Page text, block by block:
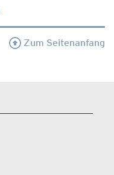
Zum Seitenanfang